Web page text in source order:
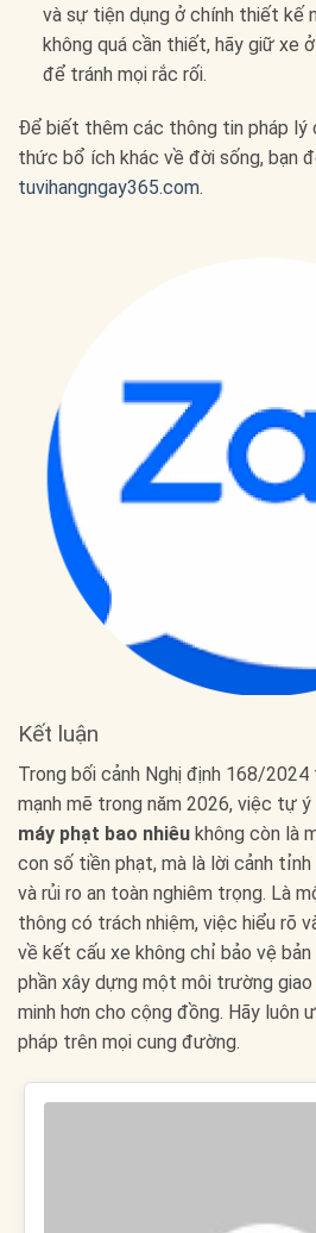
và sự tiện dụng ở chính thiết kế
không quá cần thiết, hãy giữ xe
để tránh mọi rắc rối.
Để biết thêm các thông tin pháp lý
thức bổ ích khác về đời sống, bạn
tuvihangngay365.com.
Kết luận
Trong bối cảnh Nghị định 168/
mạnh mẽ trong năm 2026, việc tự ý
máy phạt bao nhiêu không còn là
con số tiền phạt, mà là lời cảnh
và rủi ro an toàn nghiêm trọng. Là
thông có trách nhiệm, việc hiểu rõ
về kết cấu xe không chỉ bảo vệ
phần xây dựng một môi trường
minh hơn cho cộng đồng. Hãy luôn
pháp trên mọi cung đường.